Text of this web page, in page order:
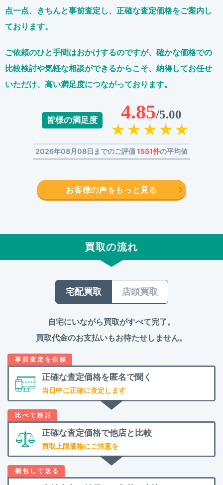
点一点、きちんと事前査定し、正確な査定価格をご案内し
ております。
ご依頼のひと手間はおかけするのですが、 確かな価格での
比較検討や気軽な相談ができるからこそ、 納得してお任せ
いただけ、高い満足度につながっております。
皆様の満足度 4.85/5.00
2026年08月08日までのご評価1551件の平均値
お客様の声をもっと見る
買取の流れ
宅配買取 店頭買取
自宅にいながら買取がすべて完了。
買取代金のお支払いもお待たせしません。
正確な査定価格を 匿名で聞く
当日中に正確に査定します
正確な査定価格で他店と比較
買取上限価格にご注意を